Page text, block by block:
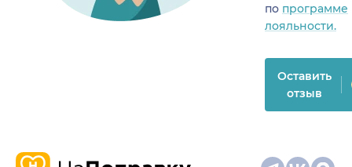
по программе
лояльности.
Оставить
отзыв